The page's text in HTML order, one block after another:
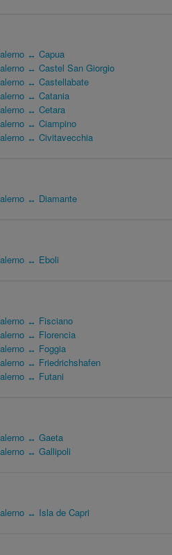
↔ Capua
↔ Castel San Giorgio
↔ Castellabate
↔ Catania
↔ Cetara
↔ Ciampino
↔ Civitavecchia
↔ Diamante
↔ Eboli
↔ Fisciano
↔ Florencia
↔ Foggia
↔ Friedrichshafen
↔ Futani
↔ Gaeta
↔ Gallipoli
↔ Isla de Capri